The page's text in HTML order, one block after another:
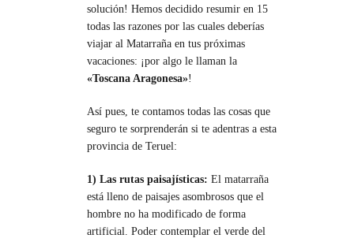
solución! Hemos decidido resumir en 15
todas las razones por las cuales deberías
viajar al Matarraña en tus próximas
vacaciones: ¡por algo le llaman la
«Toscana Aragonesa»!
Así pues, te contamos todas las cosas que
seguro te sorprenderán si te adentras a esta
provincia de Teruel:
1) Las rutas paisajísticas: El matarraña
está lleno de paisajes asombrosos que el
hombre no ha modificado de forma
artificial. Poder contemplar el verde del